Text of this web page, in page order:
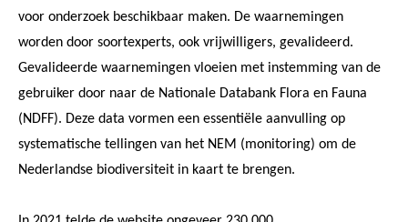
voor onderzoek beschikbaar maken. De waarnemingen
worden door soortexperts, ook vrijwilligers, gevalideerd.
Gevalideerde waarnemingen vloeien met instemming van de
gebruiker door naar de Nationale Databank Flora en Fauna
(NDFF). Deze data vormen een essentiële aanvulling op
systematische tellingen van het NEM (monitoring) om de
Nederlandse biodiversiteit in kaart te brengen.